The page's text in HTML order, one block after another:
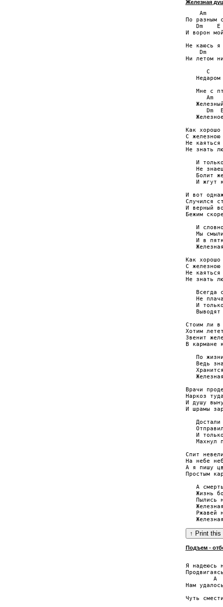
Железная
Am
По разным
Dm    E
И ворон
Не каюсь
Dm
Ни летом
C
Недаром
Мне с
Am
Dm
Как
С железною
Не
Не знать
И
Не
Болит
И жгут
И вот
Случился
И верный
Бежим
И
Мы
И в
Как
С железною
Не
Не знать
Всегда
Не
И
Выводят
Стоим ли в
Хотим
Звенит
В кармане
По
Ведь
Врачи
Наркоз
И душу
И шрамы
Достали
И
Махнул
Спит
На небе
А я пишу
Простым
А
Жизнь
Пылись
Ржавей
Подъем -
Я надеюсь
        A
Нам
Чуть